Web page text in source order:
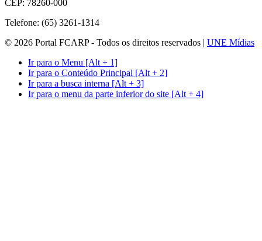
CEP: 78260-000
Telefone: (65) 3261-1314
© 2026 Portal FCARP - Todos os direitos reservados | UNE Mídias
Ir para o Menu [Alt + 1]
Ir para o Conteúdo Principal [Alt + 2]
Ir para a busca interna [Alt + 3]
Ir para o menu da parte inferior do site [Alt + 4]